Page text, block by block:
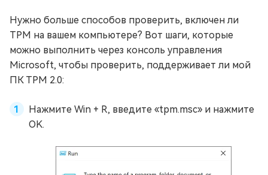
Нужно больше способов проверить, включен ли
TPM на вашем компьютере? Вот шаги, которые
можно выполнить через консоль управления
Microsoft, чтобы проверить, поддерживает ли мой
ПК TPM 2.0:
Нажмите Win + R, введите «tpm.msc» и нажмите
OK.